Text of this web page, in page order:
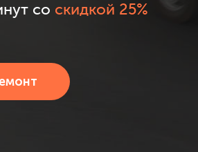
со скидкой 25%